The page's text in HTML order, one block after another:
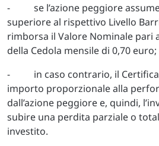
- se l’azione peggiore assume
superiore al rispettivo Livello
rimborsa il Valore Nominale pari
della Cedola mensile di 0,70 euro;
- in caso contrario, il
importo proporzionale alla
dall’azione peggiore e, quindi,
subire una perdita parziale o
investito.